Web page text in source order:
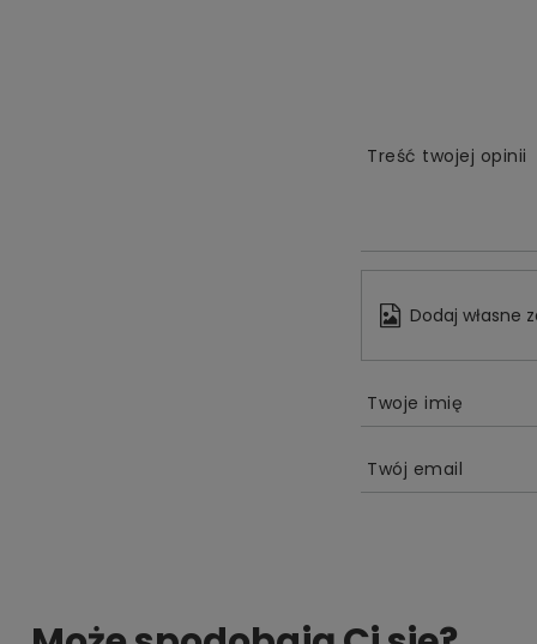
Treść twojej opinii
Dodaj własne
Twoje imię
Twój email